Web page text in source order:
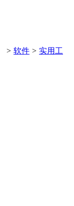
> 软件 > 实用工